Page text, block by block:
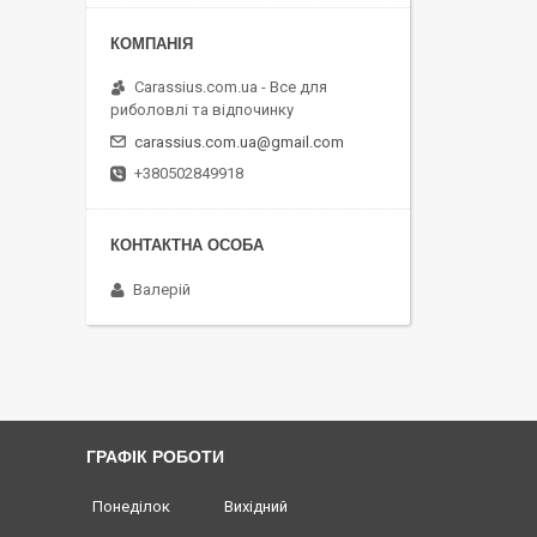
Carassius.com.ua - Все для
риболовлі та відпочинку
carassius.com.ua@gmail.com
+380502849918
Валерій
ГРАФІК РОБОТИ
Понеділок
Вихідний